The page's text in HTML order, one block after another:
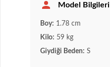
Model Bilgileri
Boy: 1.78 cm
Kilo: 59 kg
Giydiği Beden: S